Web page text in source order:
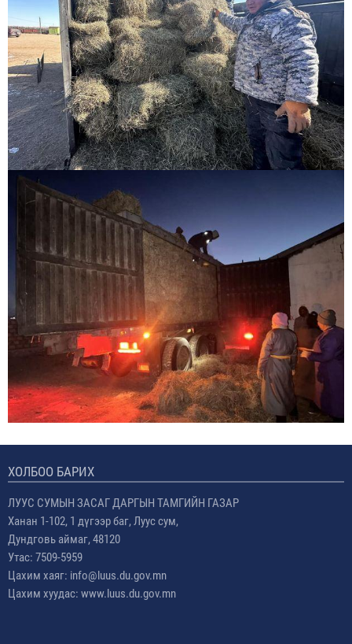
ХОЛБОО БАРИХ
ЛУУС СУМЫН ЗАСАГ ДАРГЫН ТАМГИЙН ГАЗАР
Ханан 1-102, 1 дүгээр баг, Луус сум,
Дундговь аймаг, 48120
Утас: 7509-5959
Цахим хаяг: info@luus.du.gov.mn
Цахим хуудас: www.luus.du.gov.mn